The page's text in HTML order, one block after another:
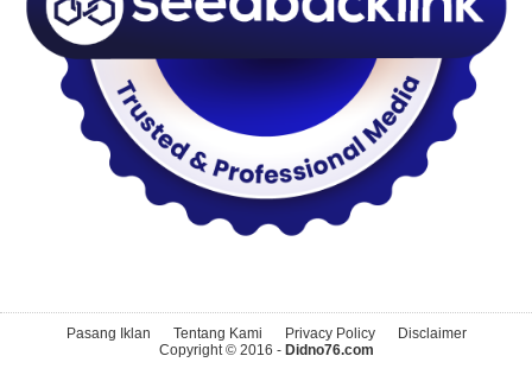
Pasang Iklan Tentang Kami Privacy Policy
Disclaimer
Copyright © 2016 - Didno76.com